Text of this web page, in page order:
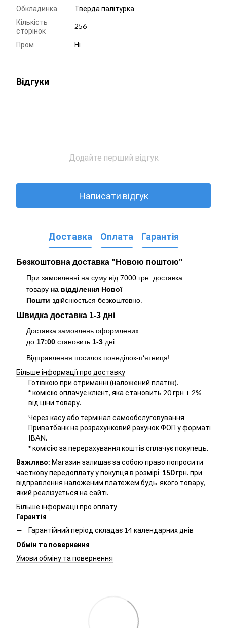
Обкладинка
Тверда палітурка
Кількість
сторінок
256
Пром Ні
Відгуки
Додайте перший відгук
Написати відгук
Доставка Оплата Гарантія
Безкоштовна доставка "Новою поштою"
При замовленні на суму від 7000 грн. доставка
товару на відділення Нової
Пошти здійснюється безкоштовно
Швидка доставка 1-3 дні
Доставка замовлень оформлених
до 17:00 становить 1-3 дні.
Відправлення посилок понеділок-п‘ятниця!
Більше інформації про доставку
Готівкою при отриманні (наложений платіж).
*комісію оплачує клієнт, яка становить 20 грн + 2%
від ціни товару.
Через касу або термінал самообслуговування
Приватбанк на розрахунковий рахунок ФОП у форматі
IBAN.
*комісію за перерахування коштів сплачує покупець.
Важливо: Магазин залишає за собою право попросити
часткову передоплату у покупця в розмірі 150грн. при
відправлення наложеним платежем будь-якого товару,
який реалізується на сайті.
Більше інформації про оплату
Гарантія
Гарантійний період складає 14 календарних днів
Обмін та повернення
Умови обміну та повернення